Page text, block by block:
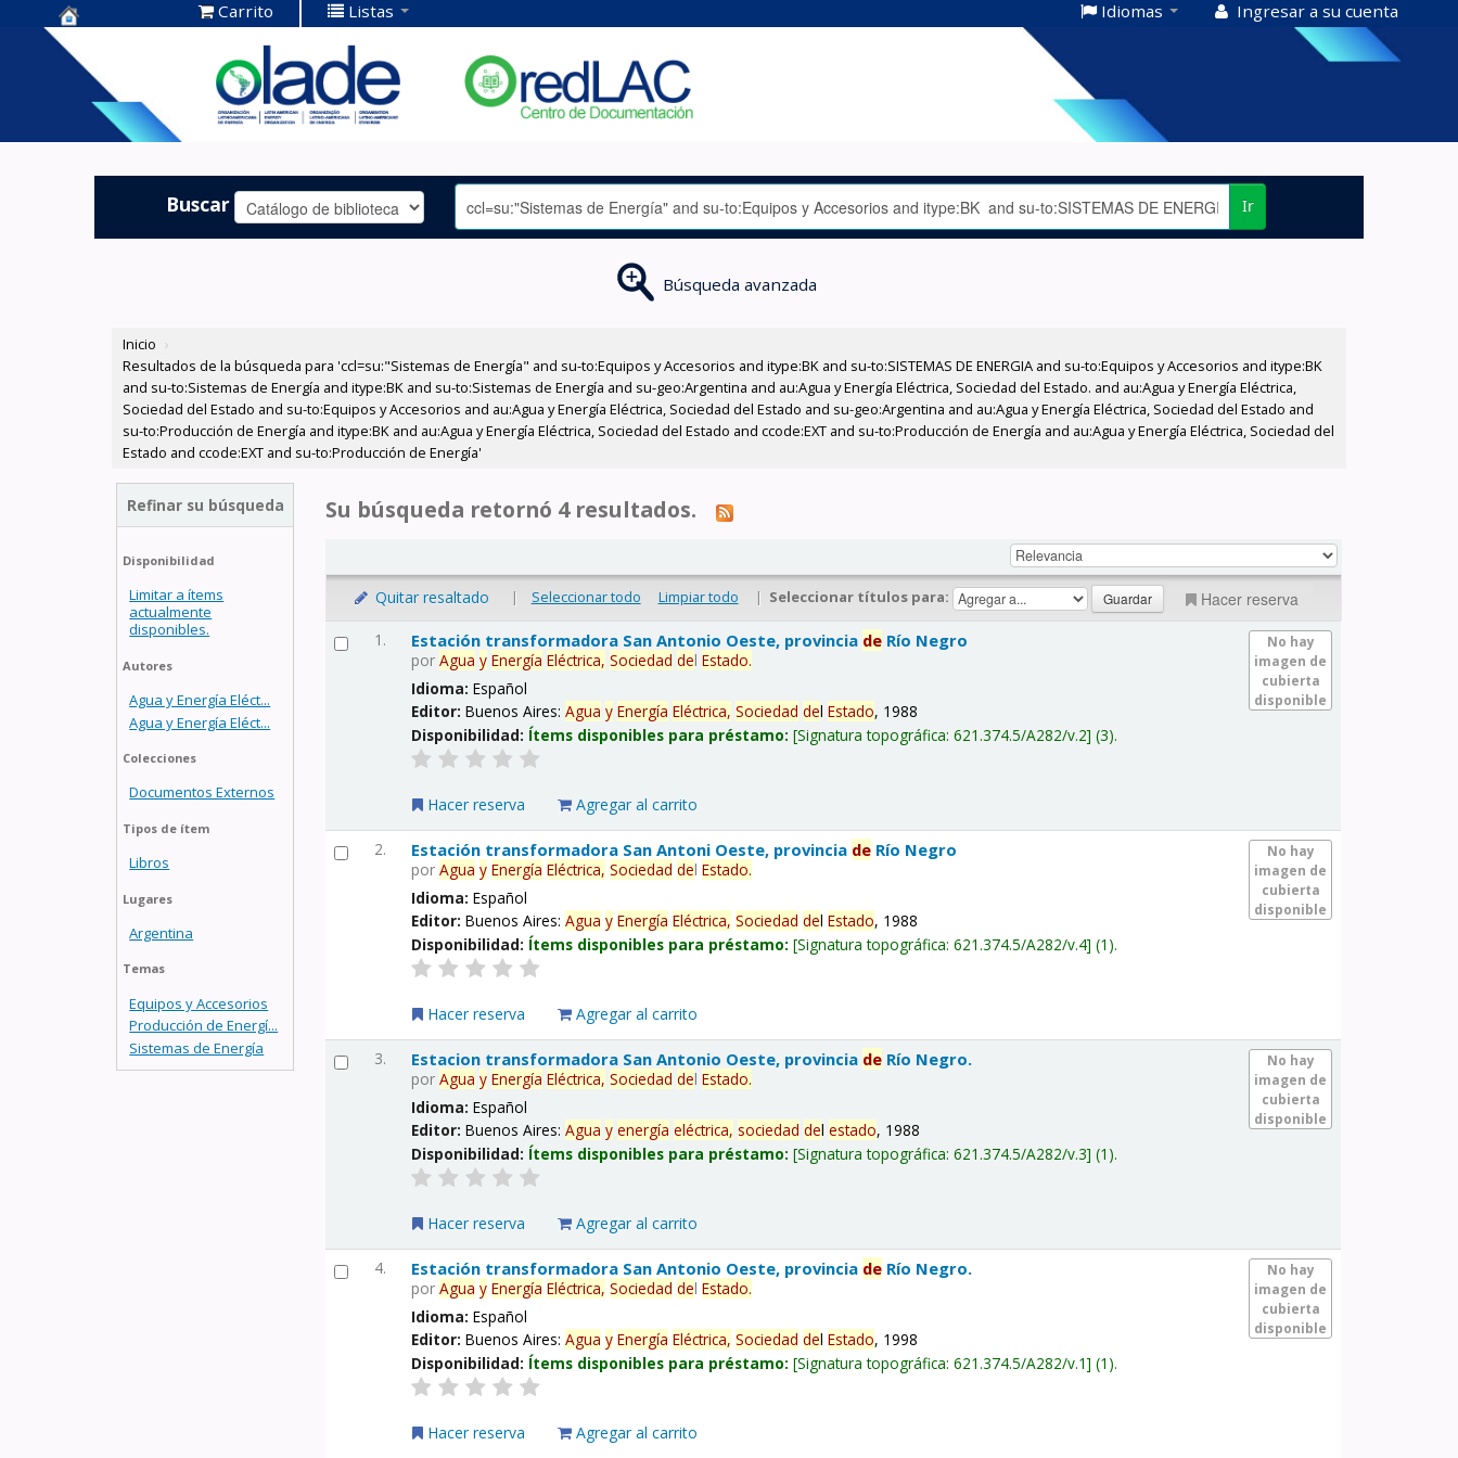
Centro de
Documentación
OLADE -
Carrito Listas Idiomas Ingresar a su cuenta
Buscar Ir
Búsqueda avanzada
Inicio ›
Resultados de la búsqueda para 'ccl=su:"Sistemas de Energía" and su-to:Equipos y Accesorios and itype:BK and su-to:SISTEMAS DE ENERGIA and su-to:Equipos y Accesorios and itype:BK
and su-to:Sistemas de Energía and itype:BK and su-to:Sistemas de Energía and su-geo:Argentina and au:Agua y Energía Eléctrica, Sociedad del Estado. and au:Agua y Energía Eléctrica,
Sociedad del Estado and su-to:Equipos y Accesorios and au:Agua y Energía Eléctrica, Sociedad del Estado and su-geo:Argentina and au:Agua y Energía Eléctrica, Sociedad del Estado and
su-to:Producción de Energía and itype:BK and au:Agua y Energía Eléctrica, Sociedad del Estado and ccode:EXT and su-to:Producción de Energía and au:Agua y Energía Eléctrica, Sociedad del
Estado and ccode:EXT and su-to:Producción de Energía'
Refinar su búsqueda
Disponibilidad
Limitar a ítems
actualmente
disponibles.
Autores
Agua y Energía Eléct...
Agua y Energía Eléct...
Colecciones
Documentos Externos
Tipos de ítem
Libros
Lugares
Argentina
Temas
Equipos y Accesorios
Producción de Energí...
Sistemas de Energía
Su búsqueda retornó 4 resultados.
Quitar resaltado | Seleccionar todo Limpiar todo | Seleccionar títulos para: Hacer reserva
1.
No hay
imagen de
cubierta
disponible
Estación transformadora San Antonio Oeste, provincia de Río Negro
porAgua y Energía Eléctrica, Sociedad delEstado.
Idioma:Español
Editor:Buenos Aires:Agua y Energía Eléctrica, Sociedad delEstado, 1988
Disponibilidad: Ítems disponibles para préstamo: Signatura topográfica:621.374.5/A282/v.2 (3).
Hacer reserva Agregar al carrito
2.
No hay
imagen de
cubierta
disponible
Estación transformadora San Antoni Oeste, provincia de Río Negro
porAgua y Energía Eléctrica, Sociedad delEstado.
Idioma:Español
Editor:Buenos Aires:Agua y Energía Eléctrica, Sociedad delEstado, 1988
Disponibilidad: Ítems disponibles para préstamo: Signatura topográfica:621.374.5/A282/v.4 (1).
Hacer reserva Agregar al carrito
3.
No hay
imagen de
cubierta
disponible
Estacion transformadora San Antonio Oeste, provincia de Río Negro.
porAgua y Energía Eléctrica, Sociedad delEstado.
Idioma:Español
Editor:Buenos Aires:Agua y energía eléctrica, sociedad delestado, 1988
Disponibilidad: Ítems disponibles para préstamo: Signatura topográfica:621.374.5/A282/v.3 (1).
Hacer reserva Agregar al carrito
4.
No hay
imagen de
cubierta
disponible
Estación transformadora San Antonio Oeste, provincia de Río Negro.
porAgua y Energía Eléctrica, Sociedad delEstado.
Idioma:Español
Editor:Buenos Aires:Agua y Energía Eléctrica, Sociedad delEstado, 1998
Disponibilidad: Ítems disponibles para préstamo: Signatura topográfica:621.374.5/A282/v.1 (1).
Hacer reserva Agregar al carrito